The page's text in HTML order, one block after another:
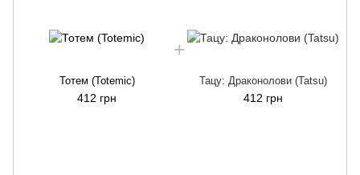
Тотем (Totemic)
412 грн
Тацу: Драконолови (Tatsu)
412 грн